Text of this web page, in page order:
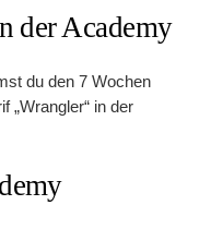
der Academy
du den 7 Wochen
„Wrangler“ in der